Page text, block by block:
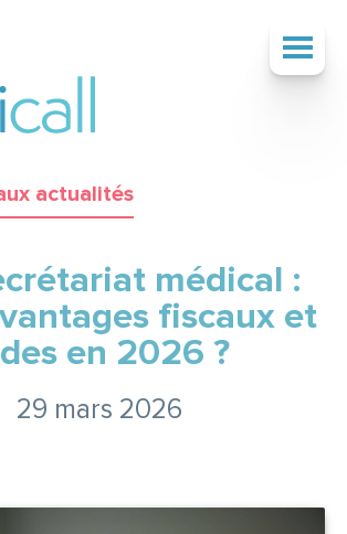
actualités
médical :
fiscaux et
en 2026 ?
29 mars 2026